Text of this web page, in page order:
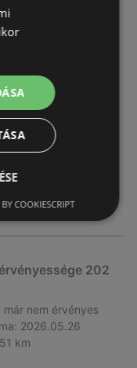
202
2026.06.03
km
202
már nem érvényes
2026.05.26
km
COOKIESCRIPT